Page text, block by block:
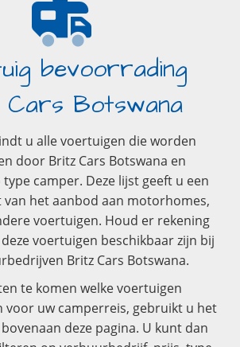
bevoorrading
Botswana
u alle voertuigen die worden
door Britz Cars Botswana en
camper. Deze lijst geeft u een
van het aanbod aan motorhomes,
voertuigen. Houd er rekening
voertuigen beschikbaar zijn bij
Britz Cars Botswana.
te komen welke voertuigen
voor uw camperreis, gebruikt u het
deze pagina. U kunt dan